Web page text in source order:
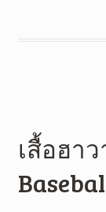
เสื้อฮาว